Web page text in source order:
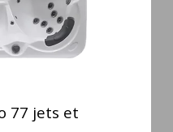
77 jets et